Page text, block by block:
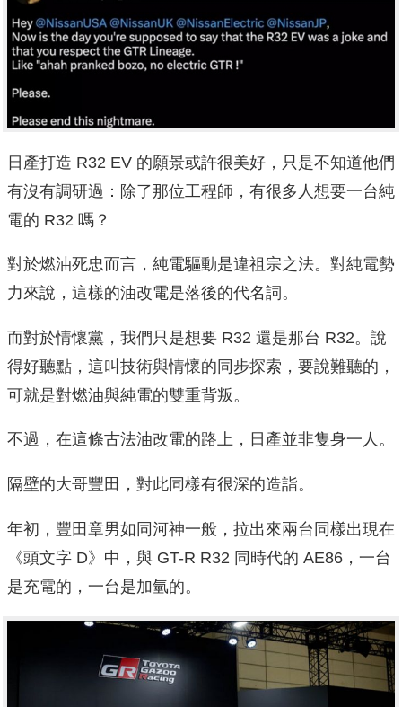
日產打造 R32 EV 的願景或許很美好，只是不知道他們
有沒有調研過：除了那位工程師，有很多人想要一台純
電的 R32 嗎？
對於燃油死忠而言，純電驅動是違祖宗之法。對純電勢
力來說，這樣的油改電是落後的代名詞。
而對於情懷黨，我們只是想要 R32 還是那台 R32。說
得好聽點，這叫技術與情懷的同步探索，要說難聽的，
可就是對燃油與純電的雙重背叛。
不過，在這條古法油改電的路上，日產並非隻身一人。
隔壁的大哥豐田，對此同樣有很深的造詣。
年初，豐田章男如同河神一般，拉出來兩台同樣出現在
《頭文字 D》中，與 GT-R R32 同時代的 AE86，一台
是充電的，一台是加氫的。